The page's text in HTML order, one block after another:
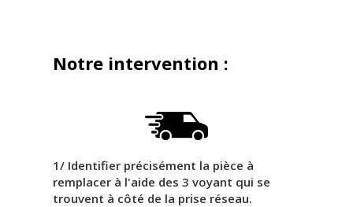
Notre intervention :
1/ Identifier précisément la pièce à
remplacer à l'aide des 3 voyant qui se
trouvent à côté de la prise réseau.